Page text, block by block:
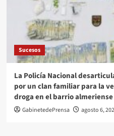
Sucesos
La Policía Nacional
por un clan familiar para la
droga en el barrio almeriense
GabinetedePrensa agosto 6,